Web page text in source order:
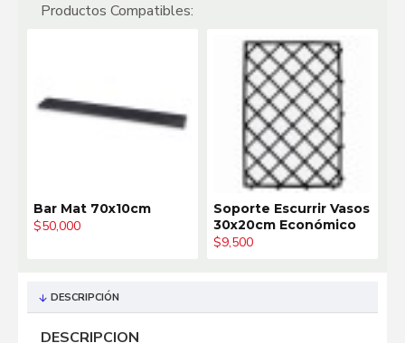
Productos Compatibles:
Bar Mat 70x10cm
$50,000
Soporte Escurrir Vasos
30x20cm Económico
$9,500
DESCRIPCIÓN
DESCRIPCION